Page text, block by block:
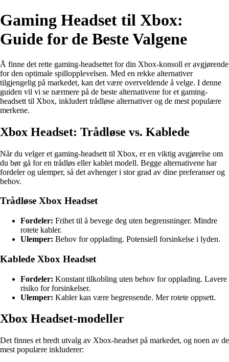
Gaming Headset til Xbox:
Guide for de Beste Valgene
Å finne det rette gaming-headsettet for din Xbox-konsoll er avgjørende
for den optimale spillopplevelsen. Med en rekke alternativer
tilgjengelig på markedet, kan det være overveldende å velge. I denne
guiden vil vi se nærmere på de beste alternativene for et gaming-
headsett til Xbox, inkludert trådløse alternativer og de mest populære
merkene.
Xbox Headset: Trådløse vs. Kablede
Når du velger et gaming-headsett til Xbox, er en viktig avgjørelse om
du bør gå for en trådløs eller kablet modell. Begge alternativene har
fordeler og ulemper, så det avhenger i stor grad av dine preferanser og
behov.
Trådløse Xbox Headset
Fordeler: Frihet til å bevege deg uten begrensninger. Mindre
rotete kabler.
Ulemper: Behov for opplading. Potensiell forsinkelse i lyden.
Kablede Xbox Headset
Fordeler: Konstant tilkobling uten behov for opplading. Lavere
risiko for forsinkelser.
Ulemper: Kabler kan være begrensende. Mer rotete oppsett.
Xbox Headset-modeller
Det finnes et bredt utvalg av Xbox-headset på markedet, og noen av de
mest populære inkluderer: